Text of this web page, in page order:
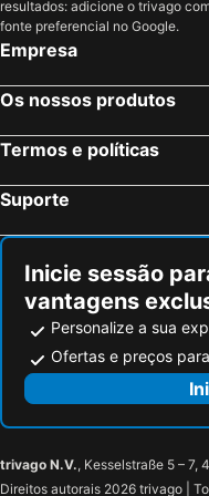
Gradignan, Aquitânia
Nice, Provença-Alpes-Costa Azul
Estrasburgo, Alsácia
Magny le Hongre, França
resultados: adicione o trivago
fonte preferencial no Google.
Empresa
Os nossos produtos
Termos e políticas
Suporte
Inicie sessão
vantagens
Personalize a sua
Ofertas e preços
trivago N.V., Kesselstraße 5 – 7,
Direitos autorais 2026 trivago |